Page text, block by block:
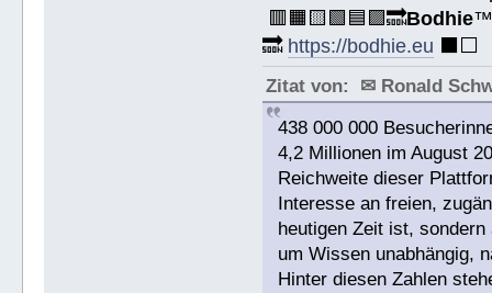
🟥🟧🟨🟩🟦🟪🔜Bodhie
🔜 https://bodhie.eu ⬛️⬜️
Zitat von: ✉ Ronald
438 000 000
4,2 Millionen im August
Reichweite dieser
Interesse an freien,
heutigen Zeit ist,
um Wissen unabhängig,
Hinter diesen Zahlen